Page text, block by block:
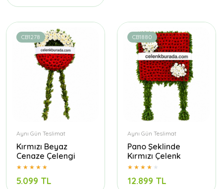
CB1278
Aynı Gün Teslimat
Kırmızı Beyaz
Cenaze Çelengi
5.099 TL
CB1880
Aynı Gün Teslimat
Pano Şeklinde
Kırmızı Çelenk
12.899 TL